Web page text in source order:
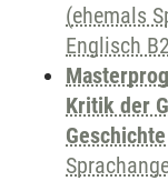
(ehemals
Englisch
Kritik der
Geschichte